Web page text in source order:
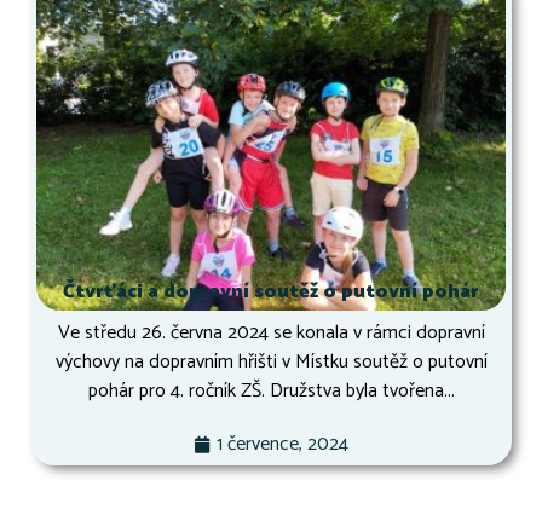
Čtvrťáci a dopravní soutěž o putovní pohár
Ve středu 26. června 2024 se konala v rámci dopravní
výchovy na dopravním hřišti v Místku soutěž o putovní
pohár pro 4. ročník ZŠ. Družstva byla tvořena...
1 července, 2024